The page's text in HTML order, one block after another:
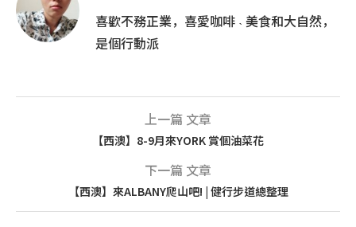
喜歡不務正業，喜愛咖啡 ˴ 美食和大自然，
是個行動派
上一篇 文章
【西澳】8-9月來YORK 賞個油菜花
下一篇 文章
【西澳】來ALBANY爬山吧! | 健行步道總整理